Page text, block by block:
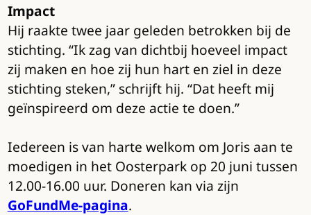
Impact
Hij raakte twee jaar geleden betrokken bij de
stichting. “Ik zag van dichtbij hoeveel impact
zij maken en hoe zij hun hart en ziel in deze
stichting steken,” schrijft hij. “Dat heeft mij
geïnspireerd om deze actie te doen.”
Iedereen is van harte welkom om Joris aan te
moedigen in het Oosterpark op 20 juni tussen
12.00-16.00 uur. Doneren kan via zijn
GoFundMe-pagina.